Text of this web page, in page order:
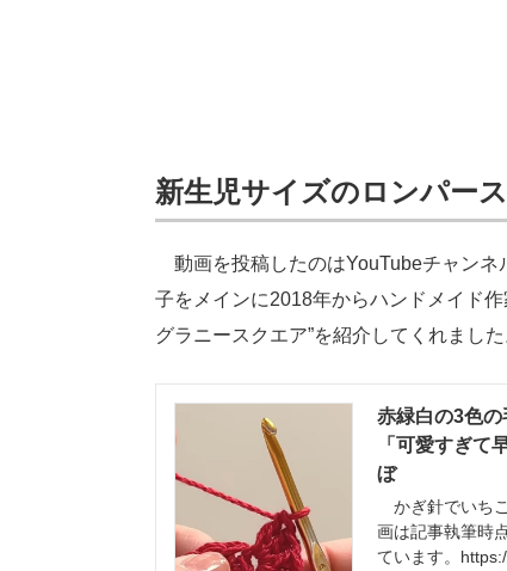
新生児サイズのロンパー
動画を投稿したのはYouTubeチャンネ
子をメインに2018年からハンドメイド
グラニースクエア”を紹介してくれました
赤緑白の3色
「可愛すぎて
ぼ
かぎ針でいち
画は記事執筆時
ています。